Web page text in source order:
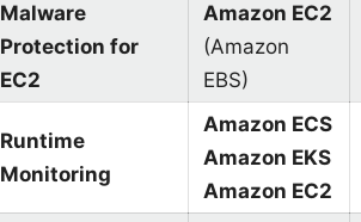
Malware
Protection for
EC2
Amazon EC2
(Amazon
EBS)
Runtime
Monitoring
Amazon ECS
Amazon EKS
Amazon EC2